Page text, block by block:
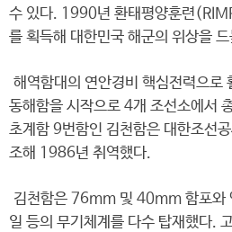
수 있다. 1990년 환태평양훈련
를 획득해 대한민국 해군의 위상을
해역함대의 연안경비 핵심전력으
동해함을 시작으로 4개 조선소에서
초계함 9번함인 김천함은 대한조선
조해 1986년 취역했다.
김천함은 76mm 및 40mm 함포
일 등의 무기체계를 다수 탑재했다.